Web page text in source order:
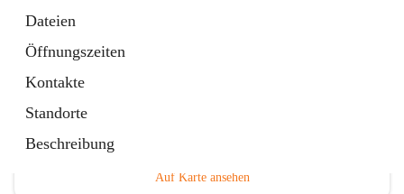
Dateien
Öffnungszeiten
Kontakte
Standorte
Beschreibung
Auf Karte ansehen